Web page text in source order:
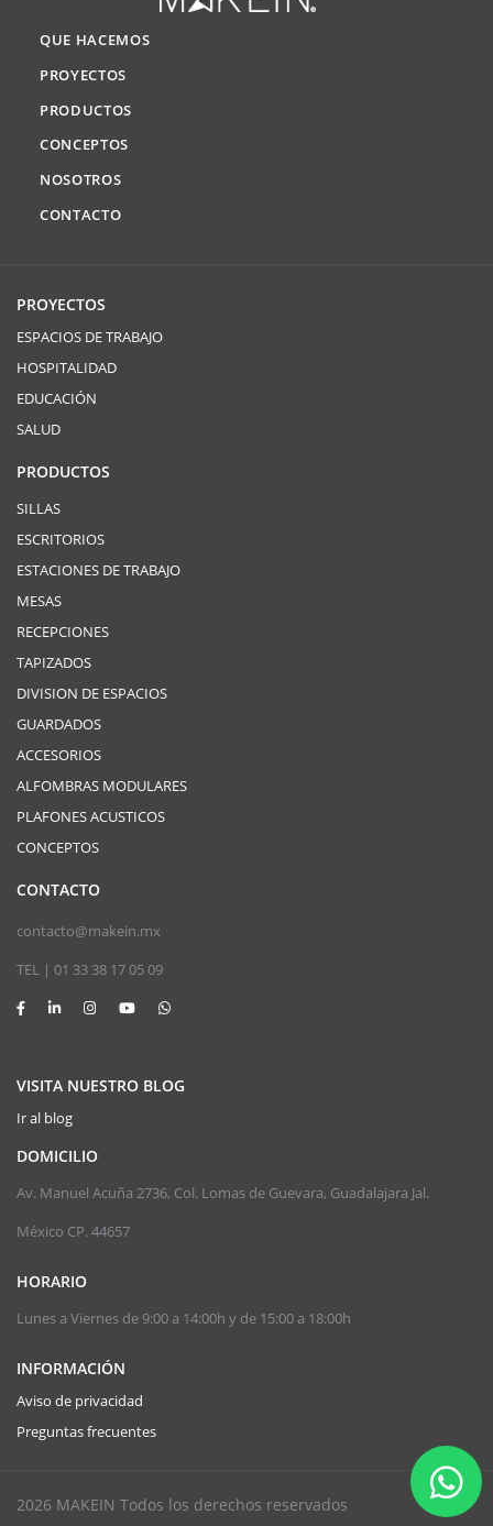
QUE HACEMOS
PROYECTOS
PRODUCTOS
CONCEPTOS
NOSOTROS
CONTACTO
PROYECTOS
ESPACIOS DE TRABAJO
HOSPITALIDAD
EDUCACIÓN
SALUD
PRODUCTOS
SILLAS
ESCRITORIOS
ESTACIONES DE TRABAJO
MESAS
RECEPCIONES
TAPIZADOS
DIVISION DE ESPACIOS
GUARDADOS
ACCESORIOS
ALFOMBRAS MODULARES
PLAFONES ACUSTICOS
CONCEPTOS
CONTACTO
contacto@makein.mx
TEL | 01 33 38 17 05 09
VISITA NUESTRO BLOG
Ir al blog
DOMICILIO
Av. Manuel Acuña 2736, Col. Lomas de Guevara, Guadalajara Jal.
México CP. 44657
HORARIO
Lunes a Viernes de 9:00 a 14:00h y de 15:00 a 18:00h
INFORMACIÓN
Aviso de privacidad
Preguntas frecuentes
2026 MAKEIN Todos los derechos reservados